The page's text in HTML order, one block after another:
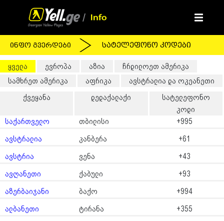
ინფო გვერდები სატელეფონო კოდები
ყველა ევროპა აზია
ჩრდილოეთ ამერიკა
სამხრეთ ამერიკა
აფრიკა
ავსტრალია და ოკეანეთი
ქვეყანა
დედაქალაქი
სატელეფონო
კოდი
საქართველო
თბილისი
+995
ავსტრალია
კანბერა
+61
ავსტრია
ვენა
+43
ავღანეთი
ქაბული
+93
აზერბაიჯანი
ბაქო
+994
ალბანეთი
ტირანა
+355